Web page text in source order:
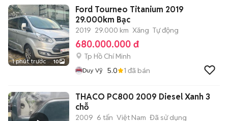
1 phút trước 10
Ford Tourneo Titanium 2019
29.000km Bạc
2019 29.000 km Xăng Tự động
680.000.000 đ
Tp Hồ Chí Minh
Duy Vỹ 5.0 1 đã bán
THACO PC800 2009 Diesel Xanh 3
chỗ
2009 6 tấn Việt Nam Đã sử dụng